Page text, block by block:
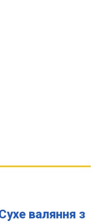
валяння з